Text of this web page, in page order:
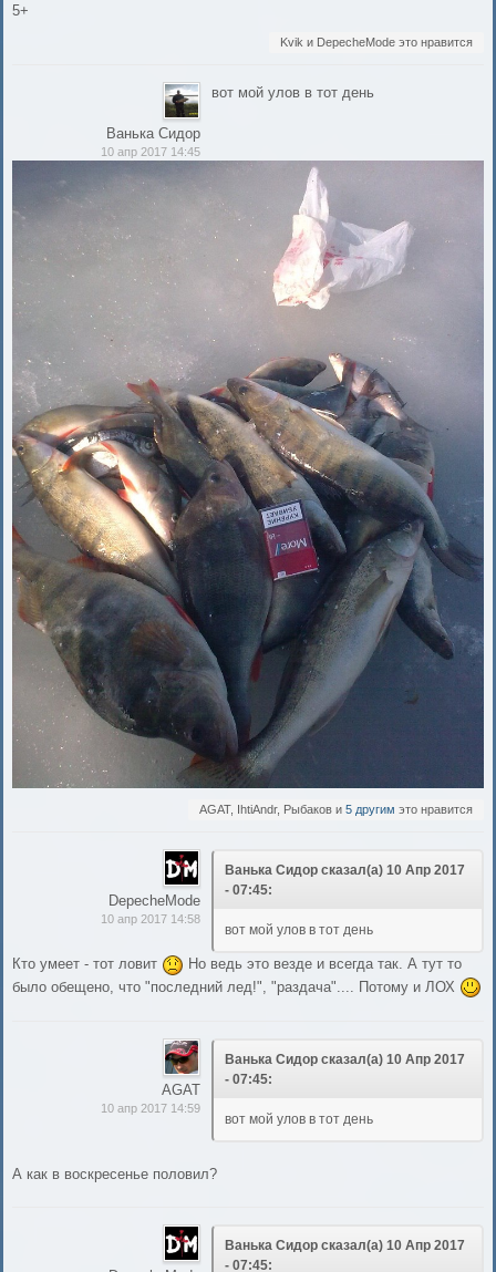
5+
Kvik и DepecheMode это нравится
Ванька Сидор
10 апр 2017 14:45
вот мой улов в тот день
AGAT, IhtiAndr, Рыбаков и 5 другим это нравится
DepecheMode
10 апр 2017 14:58
Ванька Сидор сказал(а) 10 Апр 2017
- 07:45:
вот мой улов в тот день
Кто умеет - тот ловит
Но ведь это везде и всегда так. А тут то
было обещено, что "последний лед!", "раздача".... Потому и ЛОХ
AGAT
10 апр 2017 14:59
Ванька Сидор сказал(а) 10 Апр 2017
- 07:45:
вот мой улов в тот день
А как в воскресенье половил?
Ванька Сидор сказал(а) 10 Апр 2017
- 07:45: